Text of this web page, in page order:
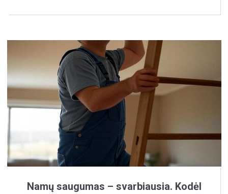
Namų saugumas – svarbiausia. Kodėl